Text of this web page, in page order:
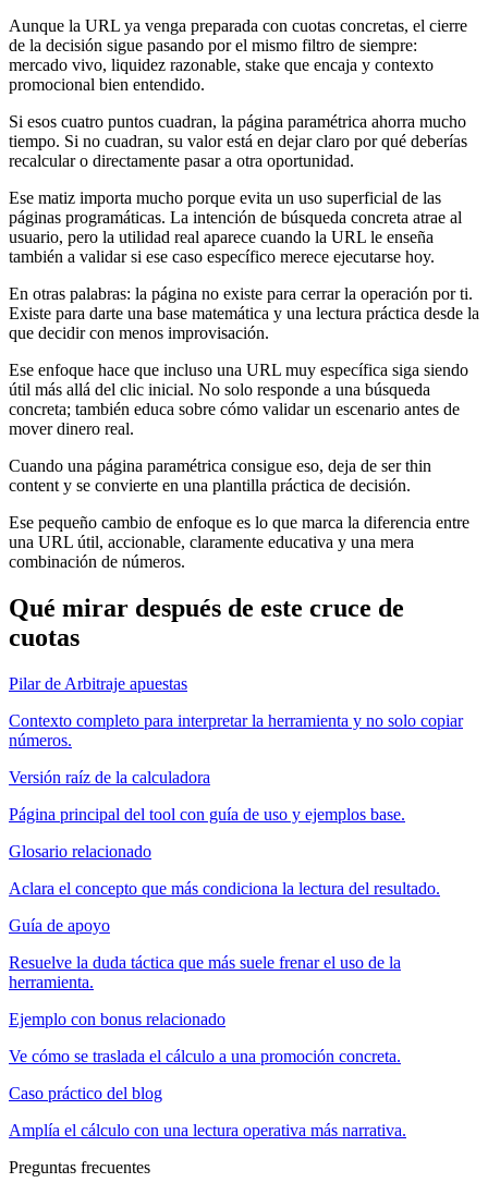
Aunque la URL ya venga preparada con cuotas concretas, el cierre
de la decisión sigue pasando por el mismo filtro de siempre:
mercado vivo, liquidez razonable, stake que encaja y contexto
promocional bien entendido.
Si esos cuatro puntos cuadran, la página paramétrica ahorra mucho
tiempo. Si no cuadran, su valor está en dejar claro por qué deberías
recalcular o directamente pasar a otra oportunidad.
Ese matiz importa mucho porque evita un uso superficial de las
páginas programáticas. La intención de búsqueda concreta atrae al
usuario, pero la utilidad real aparece cuando la URL le enseña
también a validar si ese caso específico merece ejecutarse hoy.
En otras palabras: la página no existe para cerrar la operación por ti.
Existe para darte una base matemática y una lectura práctica desde la
que decidir con menos improvisación.
Ese enfoque hace que incluso una URL muy específica siga siendo
útil más allá del clic inicial. No solo responde a una búsqueda
concreta; también educa sobre cómo validar un escenario antes de
mover dinero real.
Cuando una página paramétrica consigue eso, deja de ser thin
content y se convierte en una plantilla práctica de decisión.
Ese pequeño cambio de enfoque es lo que marca la diferencia entre
una URL útil, accionable, claramente educativa y una mera
combinación de números.
Qué mirar después de este cruce de
cuotas
Pilar de Arbitraje apuestas
Contexto completo para interpretar la herramienta y no solo copiar
números.
Versión raíz de la calculadora
Página principal del tool con guía de uso y ejemplos base.
Glosario relacionado
Aclara el concepto que más condiciona la lectura del resultado.
Guía de apoyo
Resuelve la duda táctica que más suele frenar el uso de la
herramienta.
Ejemplo con bonus relacionado
Ve cómo se traslada el cálculo a una promoción concreta.
Caso práctico del blog
Amplía el cálculo con una lectura operativa más narrativa.
Preguntas frecuentes